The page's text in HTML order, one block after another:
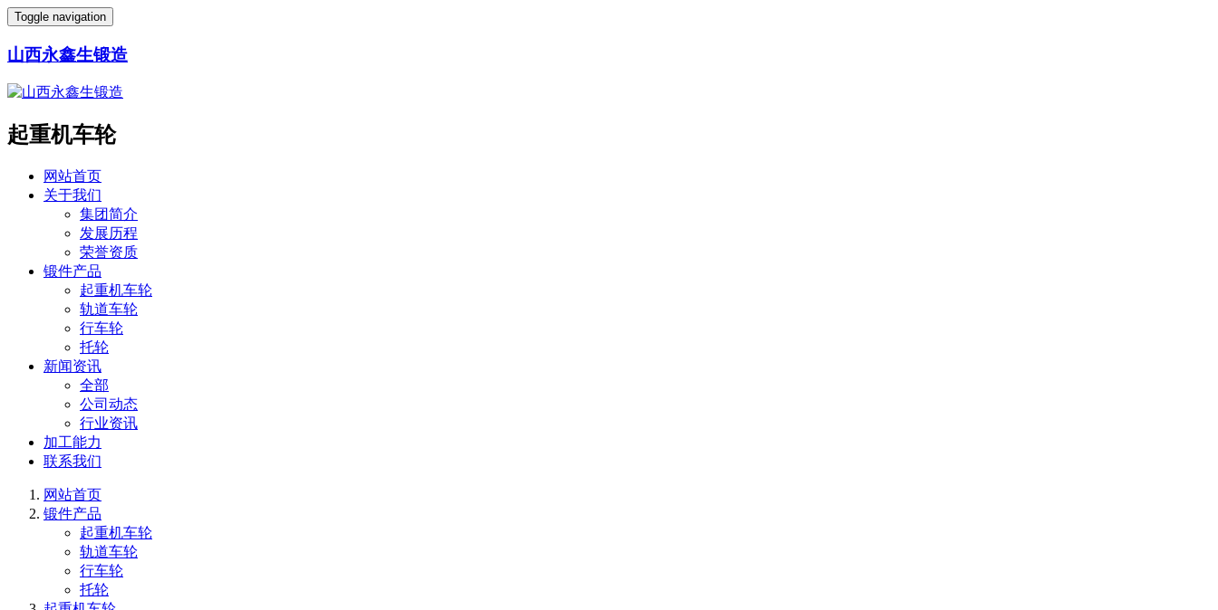
Toggle navigation
山西永鑫生锻造
起重机车轮
网站首页
关于我们
集团简介
发展历程
荣誉资质
锻件产品
起重机车轮
轨道车轮
行车轮
托轮
新闻资讯
全部
公司动态
行业资讯
加工能力
联系我们
网站首页
锻件产品
起重机车轮
轨道车轮
行车轮
托轮